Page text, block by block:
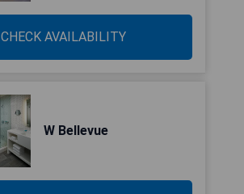
CHECK AVAILABILITY
W Bellevue